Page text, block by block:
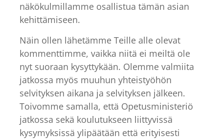
näkökulmillamme osallistua tämän asian
kehittämiseen.
Näin ollen lähetämme Teille alle olevat
kommenttimme, vaikka niitä ei meiltä ole
nyt suoraan kysyttykään. Olemme valmiita
jatkossa myös muuhun yhteistyöhön
selvityksen aikana ja selvityksen jälkeen.
Toivomme samalla, että Opetusministeriö
jatkossa sekä koulutukseen liittyvissä
kysymyksissä ylipäätään että erityisesti